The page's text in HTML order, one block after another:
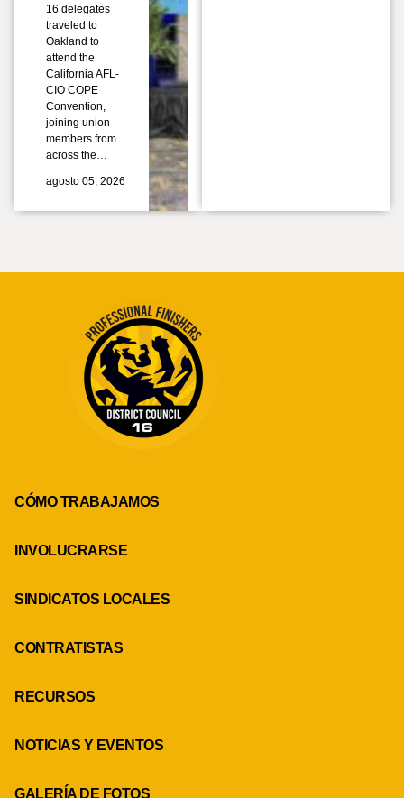
16 delegates
traveled to
Oakland to
attend the
California AFL-
CIO COPE
Convention,
joining union
members from
across the…
agosto 05, 2026
CÓMO TRABAJAMOS
INVOLUCRARSE
SINDICATOS LOCALES
CONTRATISTAS
RECURSOS
NOTICIAS Y EVENTOS
GALERÍA DE FOTOS